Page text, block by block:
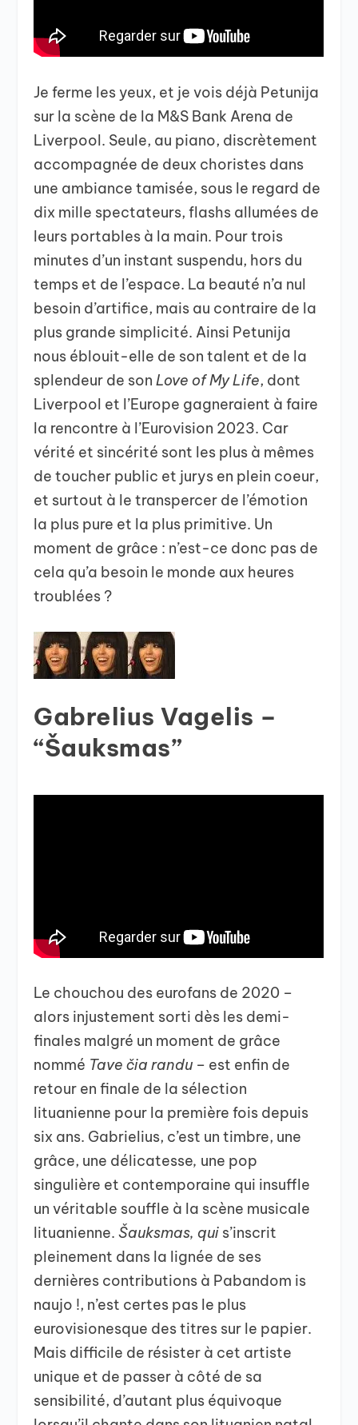
Je ferme les yeux, et je vois déjà Petunija
sur la scène de la M&S Bank Arena de
Liverpool. Seule, au piano, discrètement
accompagnée de deux choristes dans
une ambiance tamisée, sous le regard de
dix mille spectateurs, flashs allumées de
leurs portables à la main. Pour trois
minutes d’un instant suspendu, hors du
temps et de l’espace. La beauté n’a nul
besoin d’artifice, mais au contraire de la
plus grande simplicité. Ainsi Petunija
nous éblouit-elle de son talent et de la
splendeur de sonLove of My Life, dont
Liverpool et l’Europe gagneraient à faire
la rencontre à l’Eurovision 2023. Car
vérité et sincérité sont les plus à mêmes
de toucher public et jurys en plein coeur,
et surtout à le transpercer de l’émotion
la plus pure et la plus primitive. Un
moment de grâce : n’est-ce donc pas de
cela qu’a besoin le monde aux heures
troublées ?
Gabrelius Vagelis –
“Šauksmas”
Le chouchou des eurofans de 2020 –
alors injustement sorti dès les demi-
finales malgré un moment de grâce
nommé Tave čia randu – est enfin de
retour en finale de la sélection
lituanienne pour la première fois depuis
six ans. Gabrielius, c’est un timbre, une
grâce, une délicatesse, une pop
singulière et contemporaine qui insuffle
un véritable souffle à la scène musicale
lituanienne.Šauksmas, qui s’inscrit
pleinement dans la lignée de ses
dernières contributions à Pabandom is
naujo !, n’est certes pas le plus
eurovisionesque des titres sur le papier.
Mais difficile de résister à cet artiste
unique et de passer à côté de sa
sensibilité, d’autant plus équivoque